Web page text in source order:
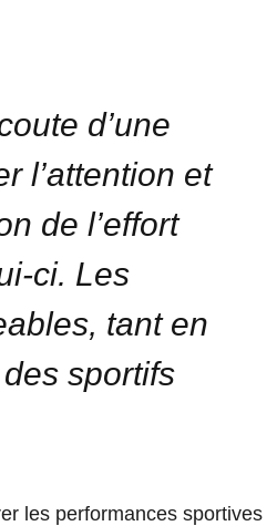
d’une
l’attention et
de l’effort
ci. Les
tant en
sportifs
les performances sportives